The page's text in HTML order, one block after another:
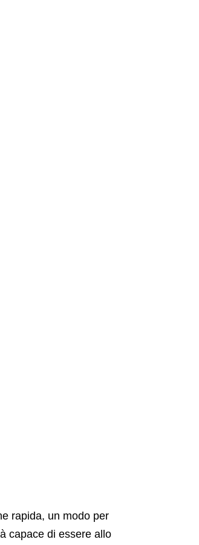
rapida, un modo per
capace di essere allo